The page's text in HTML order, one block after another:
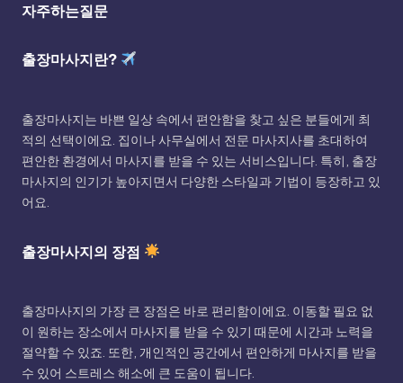
자주하는질문
출장마사지란?
출장마사지는 바쁜 일상 속에서 편안함을 찾고 싶은 분들에게 최
적의 선택이에요. 집이나 사무실에서 전문 마사지사를 초대하여
편안한 환경에서 마사지를 받을 수 있는 서비스입니다. 특히, 출장
마사지의 인기가 높아지면서 다양한 스타일과 기법이 등장하고 있
어요.
출장마사지의 장점
출장마사지의 가장 큰 장점은 바로 편리함이에요. 이동할 필요 없
이 원하는 장소에서 마사지를 받을 수 있기 때문에 시간과 노력을
절약할 수 있죠. 또한, 개인적인 공간에서 편안하게 마사지를 받을
수 있어 스트레스 해소에 큰 도움이 됩니다.